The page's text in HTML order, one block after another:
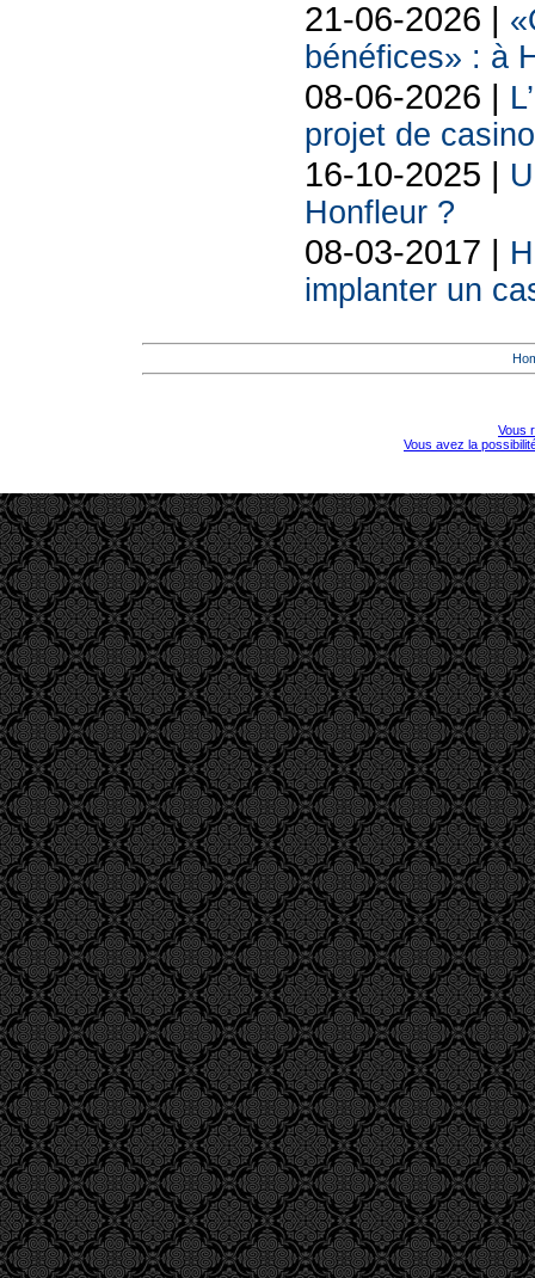
21-06-2026 |
bénéfices» : à
08-06-2026 |
projet de
16-10-2025 |
Honfleur ?
08-03-2017 |
implanter un
Vous
Vous avez la